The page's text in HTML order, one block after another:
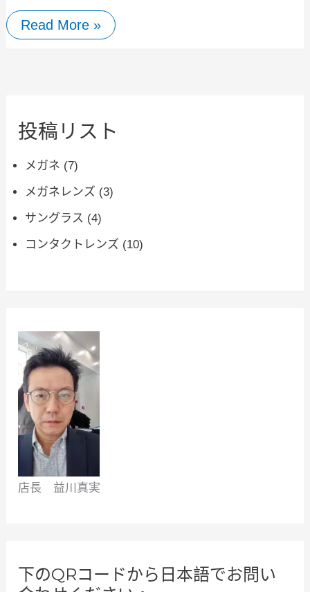
投稿リスト
メガネ (7)
メガネレンズ (3)
サングラス (4)
コンタクトレンズ (10)
店長 益川真実
下のQRコードから日本語でお問い
Read More »